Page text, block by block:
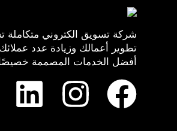
شركة تسويق الكتروني
تطوير أعمالك وزيادة عدد
أفضل الخدمات المصممة